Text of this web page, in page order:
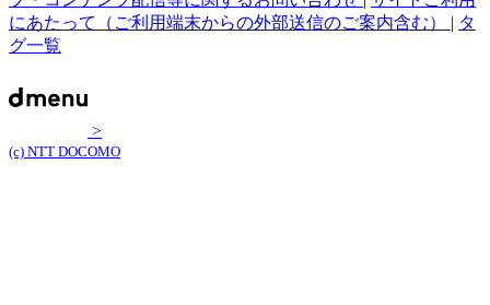
にあたって（ご利用端末からの外部送信のご案内含む） | タ
グ一覧
>
(c) NTT DOCOMO